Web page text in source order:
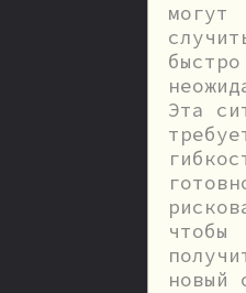
могут
Эта
чтобы
новый